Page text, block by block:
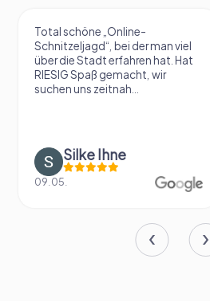
Total schöne „Online-
Schnitzeljagd“, bei der man viel
über die Stadt erfahren hat. Hat
RIESIG Spaß gemacht, wir
suchen uns zeitnah...
Silke Ihne
09.05.